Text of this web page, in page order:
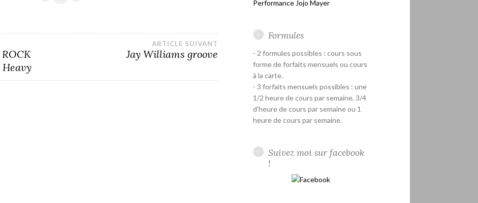
Heavy
ARTICLE SUIVANT
Jay Williams groove
Performance Jojo Mayer
Formules
- 2 formules possibles : cours sous
forme de forfaits mensuels ou cours
à la carte.
- 3 forfaits mensuels possibles : une
1/2 heure de cours par semaine, 3/4
d'heure de cours par semaine ou 1
heure de cours par semaine.
Suivez moi sur facebook
!